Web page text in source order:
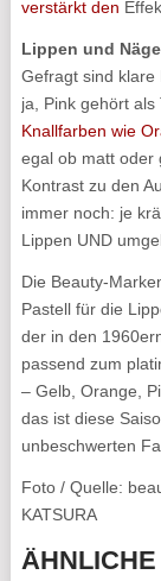
verstärkt den
Lippen und
Gefragt sind klare
ja, Pink gehört als
Knallfarben wie
egal ob matt oder
Kontrast zu den
immer noch: je
Lippen UND
Die Beauty-
Pastell für die
der in den
passend zum
– Gelb, Orange,
das ist diese
unbeschwerten
Foto / Quelle:
KATSURA